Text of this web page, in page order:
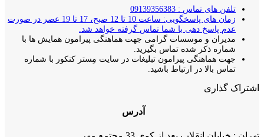
تلفن های تماس : 09139356383
زمان های پاسخگویی: ساعت 10 تا 12 صبح، 17 تا 19 عصر در صورت
عدم پاسخ دهی با شما تماس گرفته خواهد شد.
مدیران و موسسات گرامی جهت هماهنگی پیرامون همایش ها با
شماره ذکر شده تماس بگیرید.
جهت هماهنگی پیرامون تبلیغات در سایت مِستر کنکور با شماره
تماس بالا در ارتباط باشید.
اشتراک گذاری
آدرس